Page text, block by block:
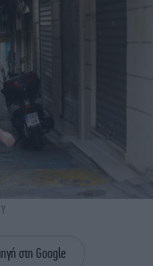
EDITION
ΑΓΩΝΕΣ
OCEAN
στη Google